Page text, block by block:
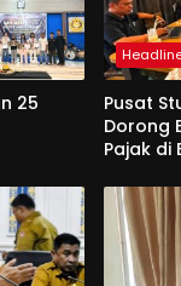
25
Pusat
Dorong
Pajak di